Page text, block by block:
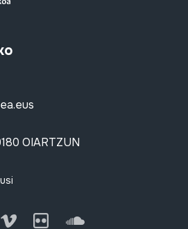
OIARTZUN
Vimeo Flickr SoundCloud